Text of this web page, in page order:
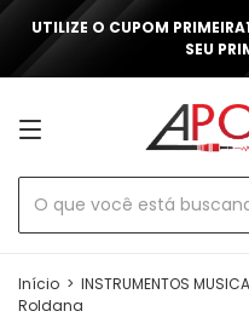
UTILIZE O CUPOM
SEU
Início > INSTRUMENTOS
Roldana